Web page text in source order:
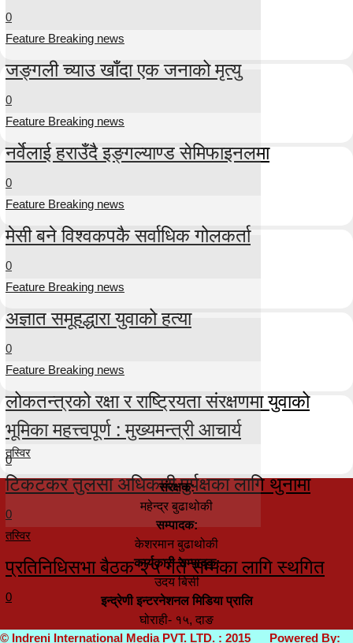
0
Feature Breaking news
जङ्गली च्याउ खाँदा एक जनाको मृत्यु
0
Feature Breaking news
नर्वेलाई हराउँदै इङ्गल्याण्ड सेमिफाइनलमा
0
Feature Breaking news
मेसी बने विश्वकपकै सर्वाधिक गोलकर्ता
0
Feature Breaking news
अज्ञात समूहद्धारा युवाको हत्या
0
Feature Breaking news
लोकतन्त्रको रक्षा र राष्ट्रियता संरक्षणमा युवाको
भूमिका महत्त्वपूर्ण : मुख्यमन्त्री आचार्य
0
तस्विर
टिकटकर तुलसा अधिकारी पुर्पक्षका लागि थुनामा
0
तस्विर
प्रतिनिधिसभा बैठक २५ गते सम्मका लागि स्थगित
0
संरक्षक:
महेन्द्र बुढाथोकी
सम्पादक:
केशरमान बुढाथोकी
कार्यकारी सम्पादक:
उदय बिसी
इन्द्रेणी इन्टरनेशनल मिडिया प्रालि
घोराही- १५, दाङ
© Indreni International Media PVT. LTD. : 2015 Powered By: